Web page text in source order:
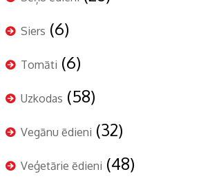
Siers (6)
Tomāti (6)
Uzkodas (58)
Vegānu ēdieni (32)
Veģetārie ēdieni (48)